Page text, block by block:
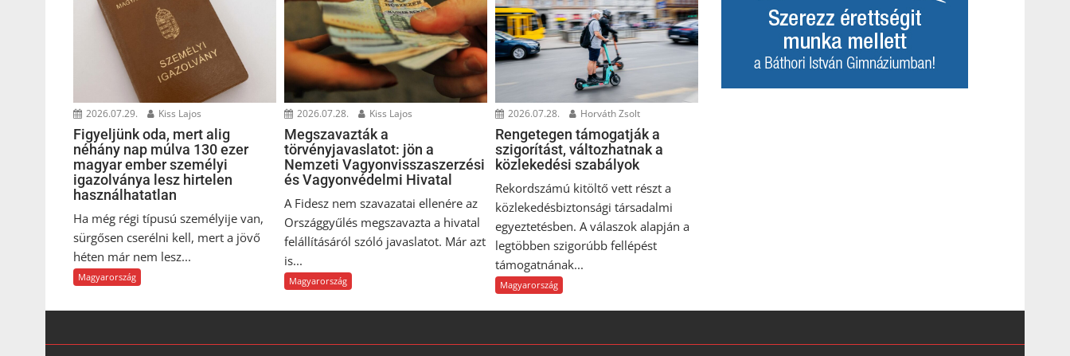
2026.07.29. Kiss Lajos
Figyeljünk oda, mert alig
néhány nap múlva 130 ezer
magyar ember személyi
igazolványa lesz hirtelen
használhatatlan
Ha még régi típusú személyije van,
sürgősen cserélni kell, mert a jövő
héten már nem lesz...
Magyarország
2026.07.28. Kiss Lajos
Megszavazták a
törvényjavaslatot: jön a
Nemzeti Vagyonvisszaszerzési
és Vagyonvédelmi Hivatal
A Fidesz nem szavazatai ellenére az
Országgyűlés megszavazta a hivatal
felállításáról szóló javaslatot. Már azt
is...
Magyarország
2026.07.28. Horváth Zsolt
Rengetegen támogatják a
szigorítást, változhatnak a
közlekedési szabályok
Rekordszámú kitöltő vett részt a
közlekedésbiztonsági társadalmi
egyeztetésben. A válaszok alapján a
legtöbben szigorúbb fellépést
támogatnának...
Magyarország